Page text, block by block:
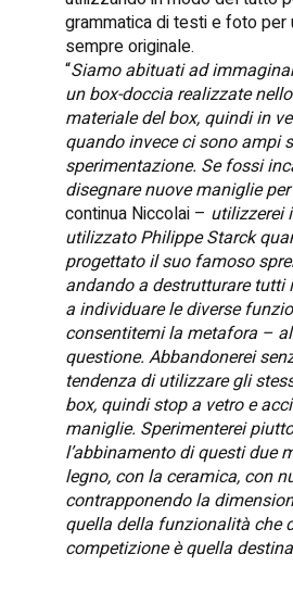
grammatica di testi e foto
sempre originale.
“Siamo abituati ad
un box-doccia realizzate
materiale del box, quindi in
quando invece ci sono ampi
sperimentazione. Se fossi
disegnare nuove maniglie
continua Niccolai – utilizzerei
utilizzato Philippe Starck
progettato il suo famoso
andando a destrutturare tutti
a individuare le diverse
consentitemi la metafora –
questione. Abbandonerei
tendenza di utilizzare gli
box, quindi stop a vetro e
maniglie. Sperimenterei
l’abbinamento di questi due
legno, con la ceramica, con
contrapponendo la
quella della funzionalità che
competizione è quella